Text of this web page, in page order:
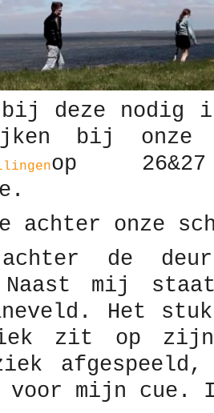
bij deze nodig
bij onze
op 26&27
achter onze
de
Naast mij
Het
zit op
mijn cue.